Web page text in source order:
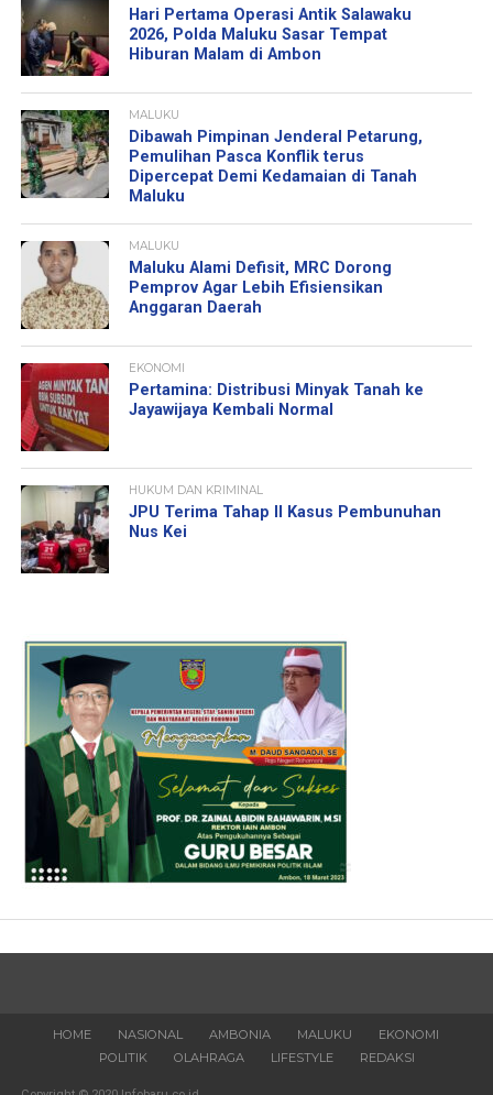
Hari Pertama Operasi Antik Salawaku
2026, Polda Maluku Sasar Tempat
Hiburan Malam di Ambon
MALUKU
Dibawah Pimpinan Jenderal Petarung,
Pemulihan Pasca Konflik terus
Dipercepat Demi Kedamaian di Tanah
Maluku
MALUKU
Maluku Alami Defisit, MRC Dorong
Pemprov Agar Lebih Efisiensikan
Anggaran Daerah
EKONOMI
Pertamina: Distribusi Minyak Tanah ke
Jayawijaya Kembali Normal
HUKUM DAN KRIMINAL
JPU Terima Tahap II Kasus Pembunuhan
Nus Kei
HOME NASIONAL AMBONIA MALUKU
EKONOMI
POLITIK
OLAHRAGA LIFESTYLE REDAKSI